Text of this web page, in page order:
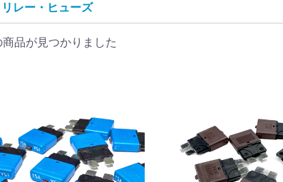
リレー・ヒューズ
商品が見つかりました